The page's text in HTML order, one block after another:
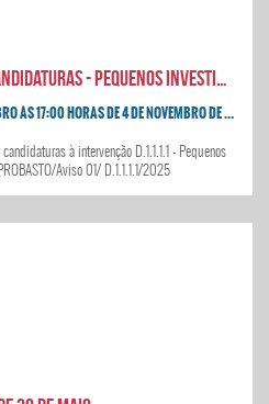
Anúncio de abertura de candidaturas - Pequenos Investimentos na exploração agrícola
ÀS 17:00 HORAS DE 4 DE NOVEMBRO DE 2025
à intervenção D.1.1.1.1 - Pequenos
Aviso 01/ D.1.1.1.1/2025